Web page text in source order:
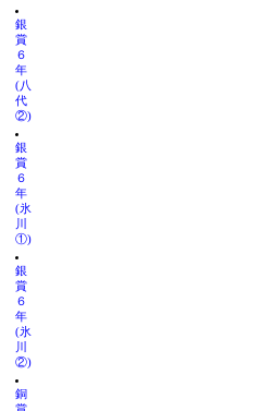
銀
賞
６
年
(八
代
②)
銀
賞
６
年
(氷
川
①)
銀
賞
６
年
(氷
川
②)
銅